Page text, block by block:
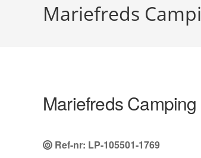
Mariefreds
Mariefreds Camping
Ref-nr: LP-105501-1769